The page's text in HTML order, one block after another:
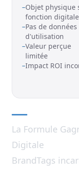
–Objet physique
fonction digitale
–Pas de données
d'utilisation
–Valeur perçue
limitée
–Impact ROI
La Formule
Digitale
BrandTags